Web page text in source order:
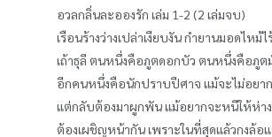
อวลกลิ่นละอองรัก เล่ม 1-2 (2 เล่มจบ)
เรือนร้างว่างเปล่าเงียบงัน กำยานมอดไหม้ไ
เถ้าธุลี ตนหนึ่งคือภูตดอกบัว ตนหนึ่งคือภูต
อีกคนหนึ่งคือนักปราบปีศาจ แม้จะไม่อย
แต่กลับต้องมาผูกพัน แม้อยากจะหนีให้ห่า
ต้องเผชิญหน้ากัน เพราะในที่สุดแล้วกงล้อ